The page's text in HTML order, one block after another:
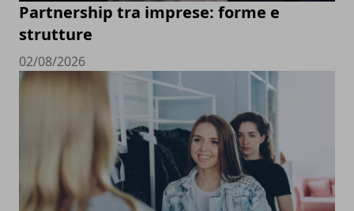
Partnership tra imprese: forme e
strutture
02/08/2026